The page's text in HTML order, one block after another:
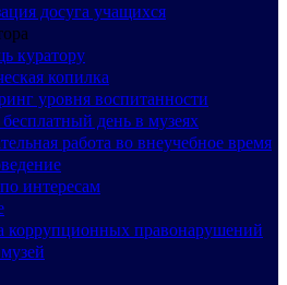
досуга учащихся
куратору
копилка
уровня воспитанности
день в музеях
работа во внеучебное время
интересам
коррупционных правонарушений